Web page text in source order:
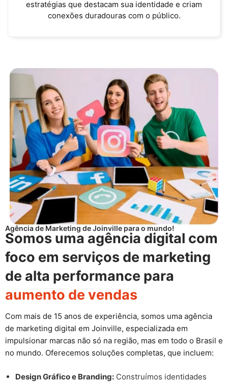
estratégias que destacam sua identidade e criam
conexões duradouras com o público.
Agência de Marketing de Joinville para o mundo!
Somos uma agência digital com
foco em serviços de marketing
de alta performance para
aumento de vendas
Com mais de 15 anos de experiência, somos uma agência
de marketing digital em Joinville, especializada em
impulsionar marcas não só na região, mas em todo o Brasil e
no mundo. Oferecemos soluções completas, que incluem:
Design Gráfico e Branding: Construímos identidades